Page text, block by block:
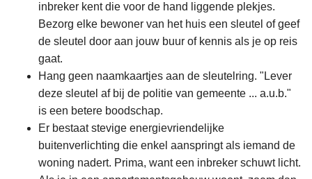
inbreker kent die voor de hand liggende plekjes.
Bezorg elke bewoner van het huis een sleutel of geef
de sleutel door aan jouw buur of kennis als je op reis
gaat.
Hang geen naamkaartjes aan de sleutelring. "Lever
deze sleutel af bij de politie van gemeente ... a.u.b."
is een betere boodschap.
Er bestaat stevige energievriendelijke
buitenverlichting die enkel aanspringt als iemand de
woning nadert. Prima, want een inbreker schuwt licht.